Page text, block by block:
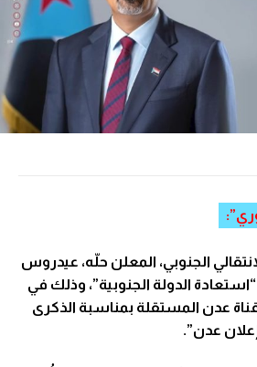
الجنوبي، المعلن حلّه، عيدروس
الدولة الجنوبية”، وذلك في
عدن المستقلة بمناسبة الذكرى
عدن”.